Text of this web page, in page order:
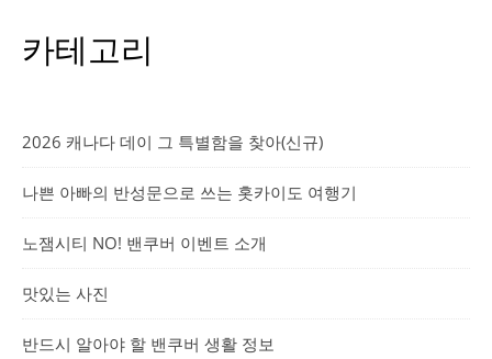
카테고리
2026 캐나다 데이 그 특별함을 찾아(신규)
나쁜 아빠의 반성문으로 쓰는 홋카이도 여행기
노잼시티 NO! 밴쿠버 이벤트 소개
맛있는 사진
반드시 알아야 할 밴쿠버 생활 정보